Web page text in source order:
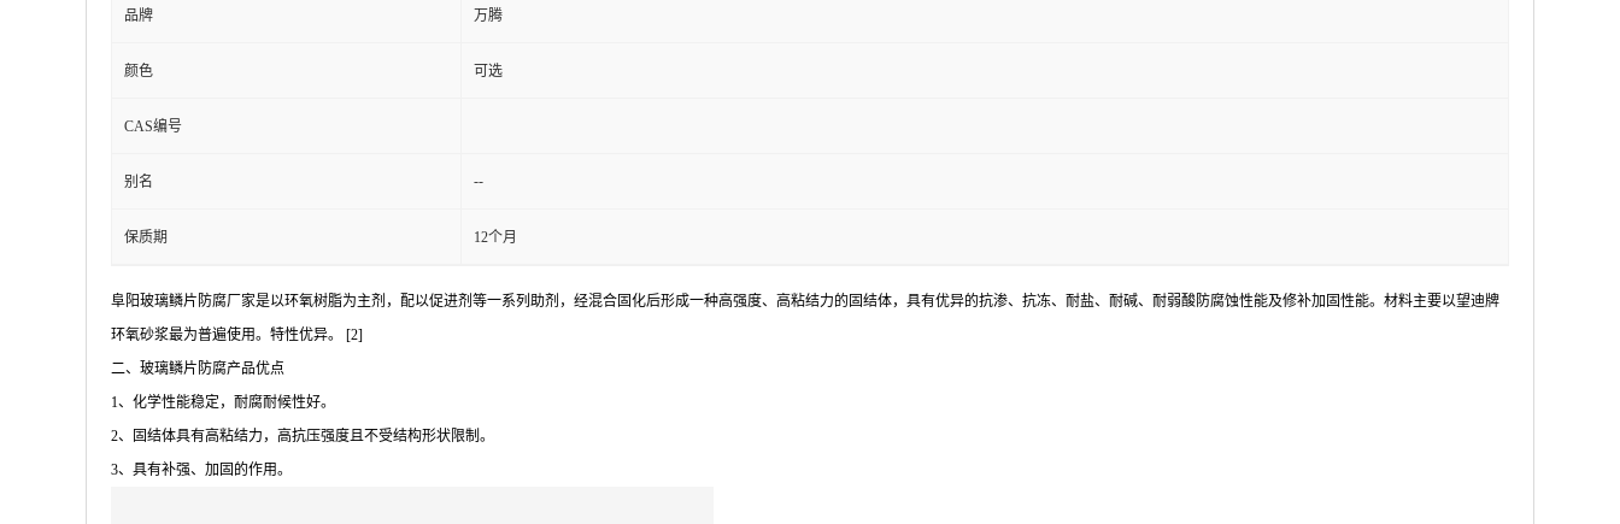
品牌 万腾
颜色 可选
CAS编号
别名 --
保质期 12个月
阜阳玻璃鳞片防腐厂家是以环氧树脂为主剂，配以促进剂等一系列助剂，经混合固化后形成一种高强度、高粘结力的固结体，具有优异的抗渗、抗冻、耐盐、耐碱、耐弱酸防腐蚀性能及修补加固性能。材料主要以望迪牌
环氧砂浆最为普遍使用。特性优异。 [2]
二、玻璃鳞片防腐产品优点
1、化学性能稳定，耐腐耐候性好。
2、固结体具有高粘结力，高抗压强度且不受结构形状限制。
3、具有补强、加固的作用。